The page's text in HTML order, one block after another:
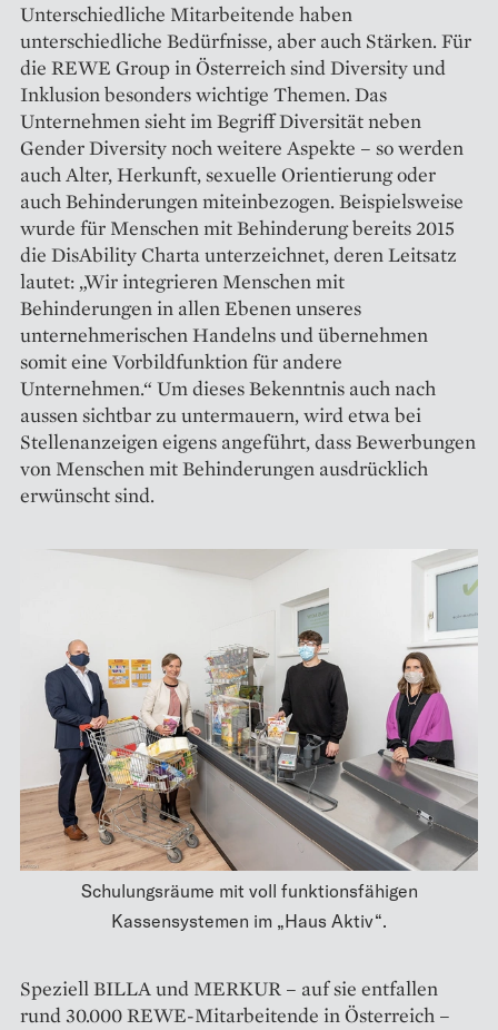
Unterschiedliche Mitarbeitende haben
unterschiedliche Bedürfnisse, aber auch Stärken. Für
die REWE Group in Österreich sind Diversity und
Inklusion besonders wichtige Themen. Das
Unternehmen sieht im Begriff Diversität neben
Gender Diversity noch weitere Aspekte – so werden
auch Alter, Herkunft, sexuelle Orientierung oder
auch Behinderungen miteinbezogen. Beispielsweise
wurde für Menschen mit Behinderung bereits 2015
die Dis­Ability Charta unterzeichnet, deren Leitsatz
lautet: „Wir integrieren Menschen mit
Behinderungen in allen Ebenen unseres
unternehmerischen Handelns und übernehmen
somit eine Vorbildfunktion für andere
Unternehmen.“ Um dieses Bekenntnis auch nach
aussen sichtbar zu untermauern, wird etwa bei
Stellenanzeigen eigens angeführt, dass Bewerbungen
von Menschen mit Behinderungen ausdrücklich
erwünscht sind.
Schulungsräume mit voll funktionsfähigen
Kassensystemen im „Haus Aktiv“.
Speziell BILLA und ­MERKUR – auf sie entfallen
rund 30.000 REWE-Mitarbeitende in Österreich –